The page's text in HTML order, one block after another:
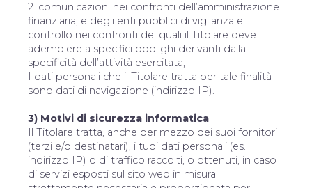
2. comunicazioni nei confronti dell’amministrazione
finanziaria, e degli enti pubblici di vigilanza e
controllo nei confronti dei quali il Titolare deve
adempiere a specifici obblighi derivanti dalla
specificità dell’attività esercitata;
I dati personali che il Titolare tratta per tale finalità
sono dati di navigazione (indirizzo IP).
3) Motivi di sicurezza informatica
Il Titolare tratta, anche per mezzo dei suoi fornitori
(terzi e/o destinatari), i tuoi dati personali (es.
indirizzo IP) o di traffico raccolti, o ottenuti, in caso
di servizi esposti sul sito web in misura